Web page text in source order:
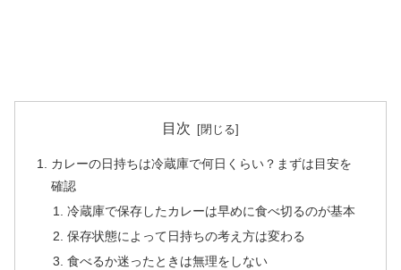
目次
カレーの日持ちは冷蔵庫で何日くらい？まずは目安を
確認
冷蔵庫で保存したカレーは早めに食べ切るのが基本
保存状態によって日持ちの考え方は変わる
食べるか迷ったときは無理をしない